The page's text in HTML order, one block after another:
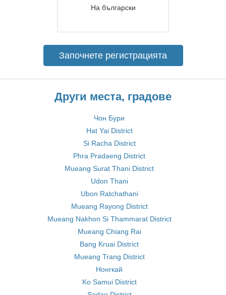
На български
Започнете регистрацията
Други места, градове
Чон Бури
Hat Yai District
Si Racha District
Phra Pradaeng District
Mueang Surat Thani District
Udon Thani
Ubon Ratchathani
Mueang Rayong District
Mueang Nakhon Si Thammarat District
Mueang Chiang Rai
Bang Kruai District
Mueang Trang District
Нонгкай
Ko Samui District